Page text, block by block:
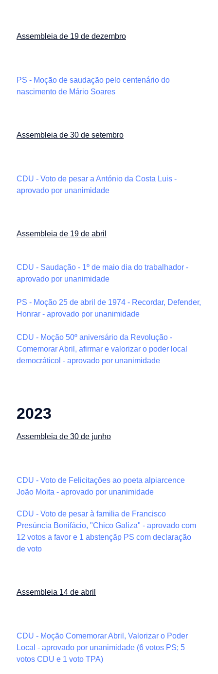
Assembleia de 19 de dezembro
PS - Moção de saudação pelo centenário do
nascimento de Mário Soares
Assembleia de 30 de setembro
CDU - Voto de pesar a António da Costa Luis -
aprovado por unanimidade
Assembleia de 19 de abril
CDU - Saudação - 1º de maio dia do trabalhador -
aprovado por unanimidade
PS - Moção 25 de abril de 1974 - Recordar, Defender,
Honrar - aprovado por unanimidade
CDU - Moção 50º aniversário da Revolução -
Comemorar Abril, afirmar e valorizar o poder local
democráticol - aprovado por unanimidade
2023
Assembleia de 30 de junho
CDU - Voto de Felicitações ao poeta alpiarcence
João Moita - aprovado por unanimidade
CDU - Voto de pesar à familia de Francisco
Presúncia Bonifácio, "Chico Galiza" - aprovado com
12 votos a favor e 1 abstençãp PS com declaração
de voto
Assembleia 14 de abril
CDU - Moção Comemorar Abril, Valorizar o Poder
Local - aprovado por unanimidade (6 votos PS; 5
votos CDU e 1 voto TPA)